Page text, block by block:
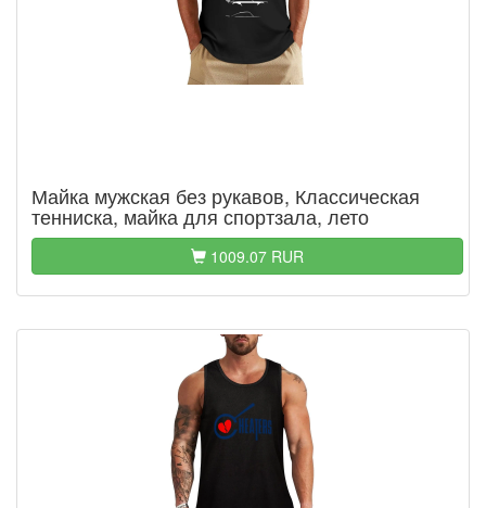
Майка мужская без рукавов, Классическая
тенниска, майка для спортзала, лето
1009.07 RUR